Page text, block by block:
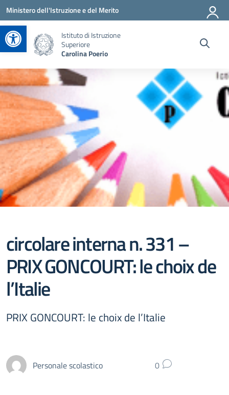
Apri la barra degli strumenti
Vai ai contenuti
Vai al menu di navigazione
Vai al footer
Ministero dell'Istruzione e del Merito
Istituto di Istruzione
Superiore
Carolina Poerio
circolare interna n. 331 –
PRIX GONCOURT: le choix de
l’Italie
PRIX GONCOURT: le choix de l’Italie
Personale scolastico 0